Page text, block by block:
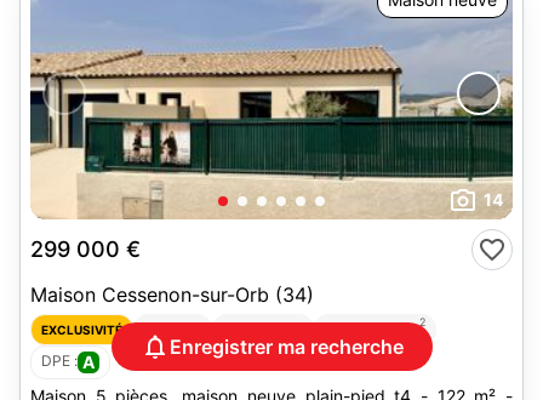
14
299 000 €
Maison Cessenon-sur-Orb (34)
EXCLUSIVITÉ Terrain 420 m2
DPE : A
Maison 5 pièces. maison neuve plain-pied t4 - 122 m² -
Enregistrer ma recherche